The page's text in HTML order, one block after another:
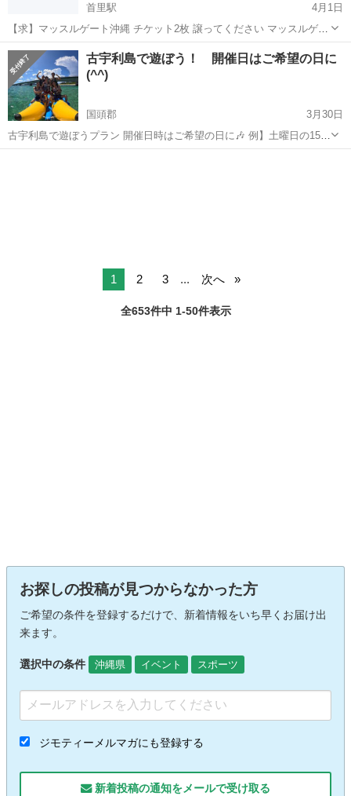
首里駅
4月1日
【求】マッスルゲート沖縄 チケット2枚 譲ってください マッスルゲー
ト沖縄のチケットを探しています。 ・希望日：4月25日 ・枚数：2枚
・金額：ご提示ください（相場理解しています） 当日どうしても観
に...
沖縄 那覇市 首里駅 スポーツ
古宇利島で遊ぼう！ 開催日はご希望の日に
(^^)
国頭郡
3月30日
古宇利島で遊ぼうプラン 開催日時はご希望の日に🎶 例】土曜日の15時
頃にマリンアクティビティ（バナナボートなどから1種類お選び下さ
1 2 3 ... 次へ
全653件中 1-50件表示
お探しの投稿が見つからなかった方
ご希望の条件を登録するだけで、新着情報をいち早くお届け出
来ます。
選択中の条件 沖縄県 イベント スポーツ
ジモティーメルマガにも登録する
新着投稿の通知をメールで受け取る